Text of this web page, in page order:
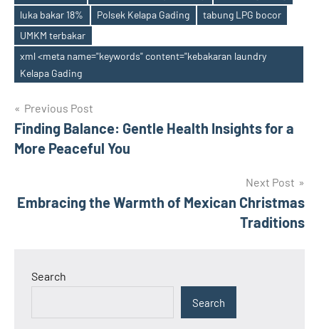
Tags
luka bakar 18%
Polsek Kelapa Gading
tabung LPG bocor
UMKM terbakar
xml <meta name="keywords" content="kebakaran laundry
Kelapa Gading
Post
navigation
Previous Post
Finding Balance: Gentle Health Insights for a
More Peaceful You
Next Post
Embracing the Warmth of Mexican Christmas
Traditions
Search
Search